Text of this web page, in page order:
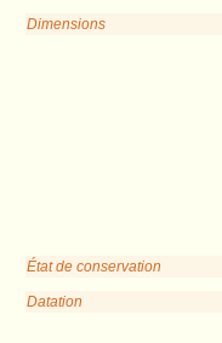
Dimensions
État de conservation
Datation